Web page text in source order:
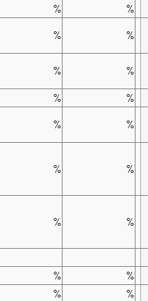
%
%
% %
% %
%
%
% %
% %
% %
%
%
%
%